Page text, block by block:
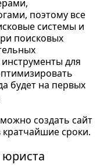
поэтому все
системы и
поисковых
для
будет на первых
создать сайт
сроки.
юриста